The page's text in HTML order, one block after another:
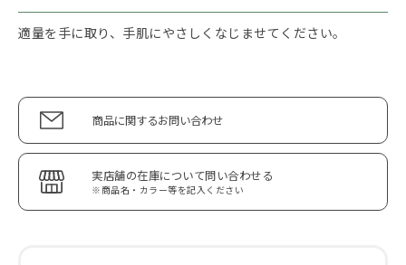
適量を手に取り、手肌にやさしくなじませてください。
商品に関するお問い合わせ
実店舗の在庫について問い合わせる
※商品名・カラー等を記入ください